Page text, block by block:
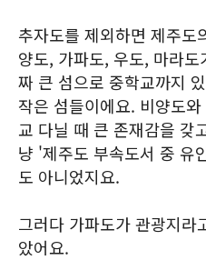
추자도를 제외하면 제주도
양도, 가파도, 우도, 마라
짜 큰 섬으로 중학교까지
작은 섬들이에요. 비양도
교 다닐 때 큰 존재감을 갖
냥 '제주도 부속도서 중 유
도 아니었지요.
그러다 가파도가 관광지라
았어요.